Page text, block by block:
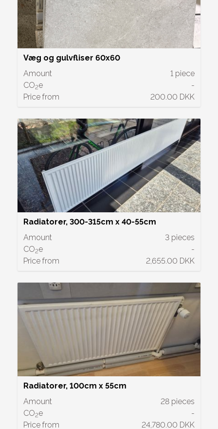
Væg og gulvfliser 60x60
Amount
1 piece
CO2e
-
Price from
200.00 DKK
Radiatorer, 300-315cm x 40-55cm
Amount
3 pieces
CO2e
-
Price from
2,655.00 DKK
Radiatorer, 100cm x 55cm
Amount
28 pieces
CO2e
-
Price from
24,780.00 DKK